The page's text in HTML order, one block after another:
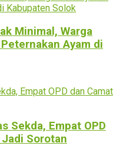
Minimal, Warga
Ayam di
Sekda, Empat OPD
Sorotan